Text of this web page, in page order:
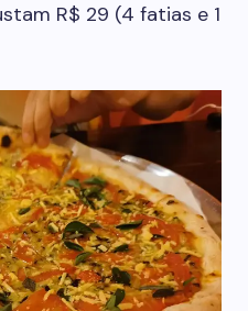
R$ 29 (4 fatias e 1